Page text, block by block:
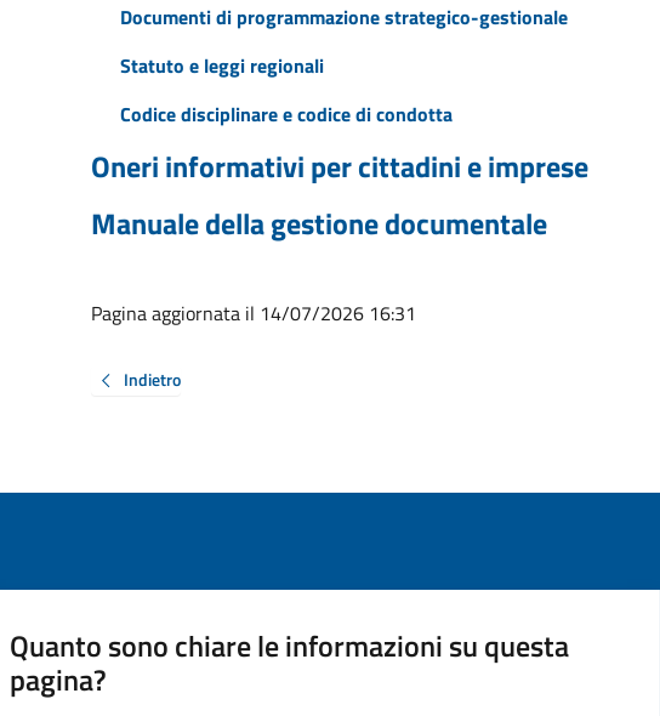
Documenti di programmazione strategico-gestionale
Statuto e leggi regionali
Codice disciplinare e codice di condotta
Oneri informativi per cittadini e imprese
Manuale della gestione documentale
Pagina aggiornata il 14/07/2026 16:31
Indietro
Quanto sono chiare le informazioni su questa
pagina?